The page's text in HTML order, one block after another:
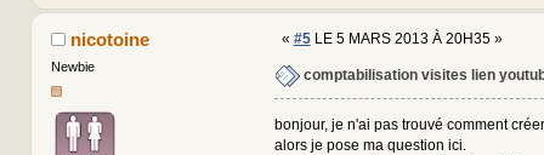
nicotoine
Newbie
« #5LE 5 MARS 2013 À 20H35 »
comptabilisation visites lien
bonjour, je n'ai pas trouvé comment
alors je pose ma question ici.